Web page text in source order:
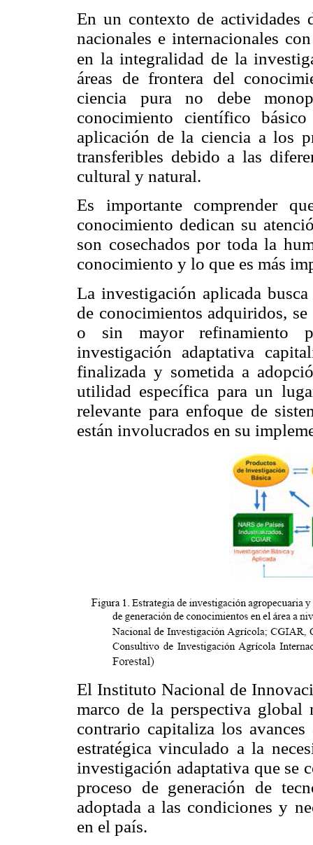
En un contexto de actividades
nacionales e internacionales
en la integralidad de la
áreas de frontera del
ciencia pura no debe
conocimiento científico
aplicación de la ciencia a los
transferibles debido a las
cultural y natural.
Es importante comprender
conocimiento dedican su
son cosechados por toda la
conocimiento y lo que es más
La investigación aplicada
de conocimientos adquiridos,
o sin mayor refinamiento
investigación adaptativa
finalizada y sometida a
utilidad específica para un
relevante para enfoque de
están involucrados en su
El Instituto Nacional de
marco de la perspectiva global
contrario capitaliza los
estratégica vinculado a la
investigación adaptativa que se
proceso de generación de
adoptada a las condiciones y
en el país.